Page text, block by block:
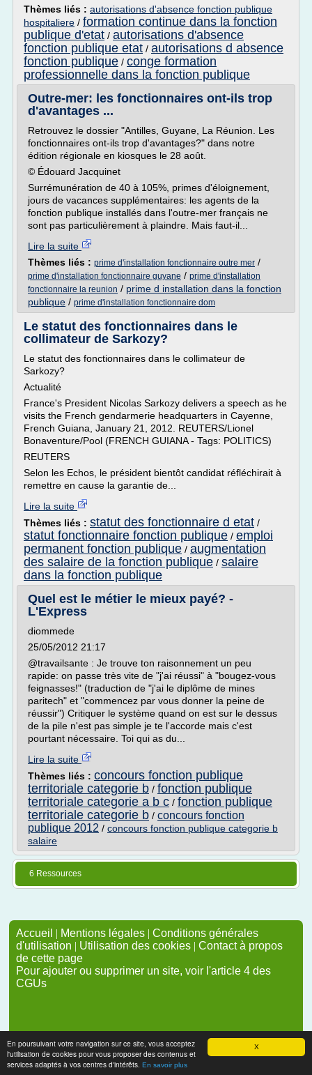
X
En poursuivant votre navigation sur ce site, vous acceptez
l'utilisation de cookies pour vous proposer des contenus et
services adaptés à vos centres d'intérêts. En savoir plus
Thèmes liés : autorisations d'absence fonction publique
hospitaliere / formation continue dans la fonction
publique d'etat / autorisations d'absence
fonction publique etat / autorisations d absence
fonction publique / conge formation
professionnelle dans la fonction publique
Outre-mer: les fonctionnaires ont-ils trop
d'avantages ...
Retrouvez le dossier "Antilles, Guyane, La Réunion. Les
fonctionnaires ont-ils trop d'avantages?" dans notre
édition régionale en kiosques le 28 août.
© Édouard Jacquinet
Surrémunération de 40 à 105%, primes d'éloignement,
jours de vacances supplémentaires: les agents de la
fonction publique installés dans l'outre-mer français ne
sont pas particulièrement à plaindre. Mais faut-il...
Lire la suite
Thèmes liés : prime d'installation fonctionnaire outre mer /
prime d'installation fonctionnaire guyane / prime d'installation
fonctionnaire la reunion / prime d installation dans la fonction
publique / prime d'installation fonctionnaire dom
Le statut des fonctionnaires dans le
collimateur de Sarkozy?
Le statut des fonctionnaires dans le collimateur de
Sarkozy?
Actualité
France's President Nicolas Sarkozy delivers a speech as he
visits the French gendarmerie headquarters in Cayenne,
French Guiana, January 21, 2012. REUTERS/Lionel
Bonaventure/Pool (FRENCH GUIANA - Tags: POLITICS)
REUTERS
Selon les Echos, le président bientôt candidat réfléchirait à
remettre en cause la garantie de...
Lire la suite
Thèmes liés : statut des fonctionnaire d etat /
statut fonctionnaire fonction publique / emploi
permanent fonction publique / augmentation
des salaire de la fonction publique / salaire
dans la fonction publique
Quel est le métier le mieux payé? -
L'Express
diommede
25/05/2012 21:17
@travailsante : Je trouve ton raisonnement un peu
rapide: on passe très vite de "j'ai réussi" à "bougez-vous
feignasses!" (traduction de "j'ai le diplôme de mines
paritech" et "commencez par vous donner la peine de
réussir") Critiquer le système quand on est sur le dessus
de la pile n'est pas simple je te l'accorde mais c'est
pourtant nécessaire. Toi qui as du...
Lire la suite
Thèmes liés : concours fonction publique
territoriale categorie b / fonction publique
territoriale categorie a b c / fonction publique
territoriale categorie b / concours fonction
publique 2012 / concours fonction publique categorie b
salaire
6 Ressources
Accueil | Mentions légales | Conditions générales
d'utilisation | Utilisation des cookies | Contact à propos
de cette page
Pour ajouter ou supprimer un site, voir l'article 4 des
CGUs